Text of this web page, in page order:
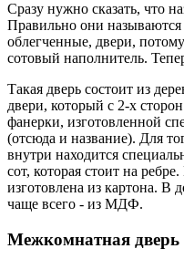
Сразу нужно сказать, что
Правильно они называются
облегченные, двери,
сотовый наполнитель.
Такая дверь состоит из
двери, который с 2-х
фанерки, изготовленной
(отсюда и название). Для
внутри находится
сот, которая стоит на
изготовлена из картона. В
чаще всего - из МДФ.
Межкомнатная дверь